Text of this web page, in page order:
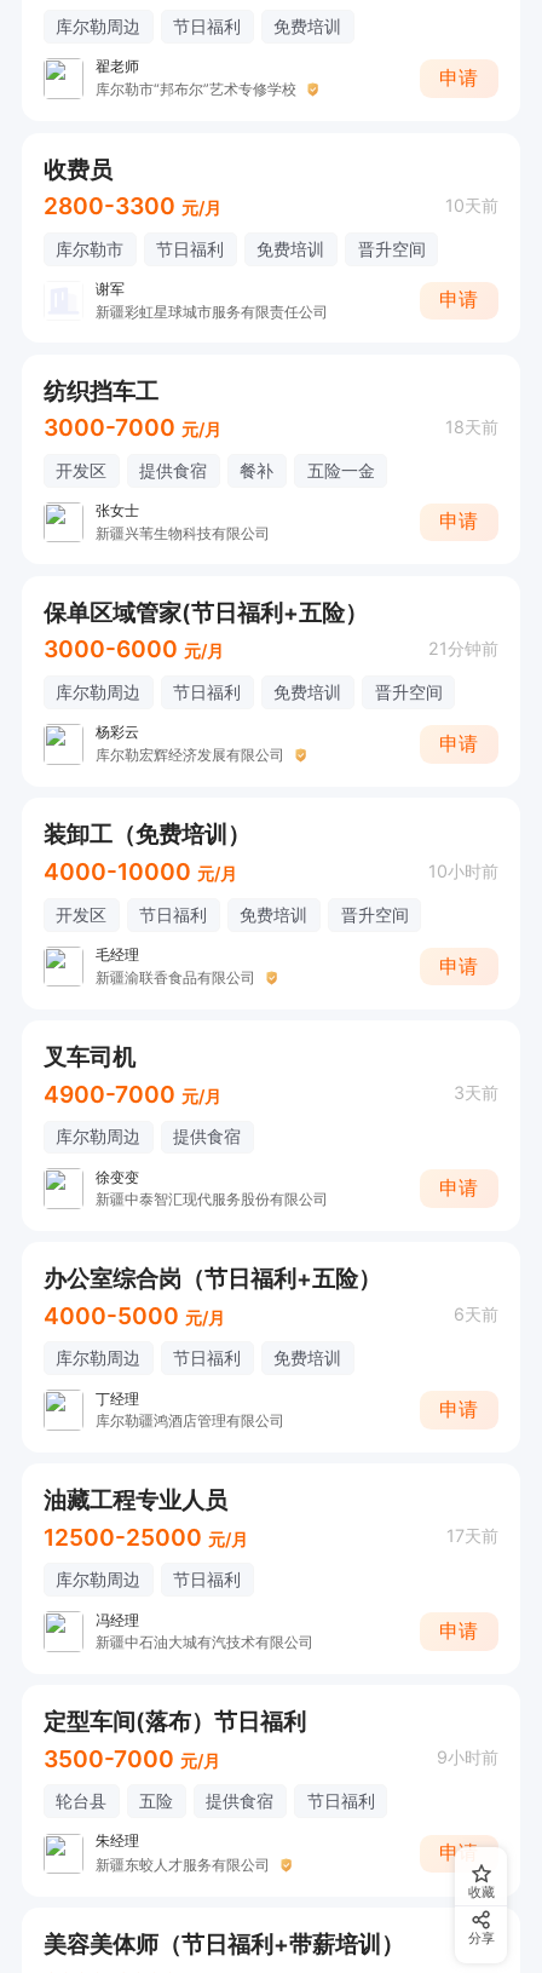
库尔勒周边 节日福利 免费培训
翟老师
库尔勒市“邦布尔”艺术专修学校
申请
收费员
2800-3300 元/月 10天前
库尔勒市 节日福利 免费培训 晋升空间
谢军
新疆彩虹星球城市服务有限责任公司
申请
纺织挡车工
3000-7000 元/月 18天前
开发区 提供食宿 餐补 五险一金
张女士
新疆兴苇生物科技有限公司
申请
保单区域管家(节日福利+五险）
3000-6000 元/月 21分钟前
库尔勒周边 节日福利 免费培训 晋升空间
杨彩云
库尔勒宏辉经济发展有限公司
申请
装卸工（免费培训）
4000-10000 元/月 10小时前
开发区 节日福利 免费培训 晋升空间
毛经理
新疆渝联香食品有限公司
申请
叉车司机
4900-7000 元/月 3天前
库尔勒周边 提供食宿
徐变变
新疆中泰智汇现代服务股份有限公司
申请
办公室综合岗（节日福利+五险）
4000-5000 元/月 6天前
库尔勒周边 节日福利 免费培训
丁经理
库尔勒疆鸿酒店管理有限公司
申请
油藏工程专业人员
12500-25000 元/月 17天前
库尔勒周边 节日福利
冯经理
新疆中石油大城有汽技术有限公司
申请
定型车间(落布）节日福利
3500-7000 元/月 9小时前
轮台县 五险 提供食宿 节日福利
朱经理
新疆东蛟人才服务有限公司
申请
美容美体师（节日福利+带薪培训）
收藏
分享